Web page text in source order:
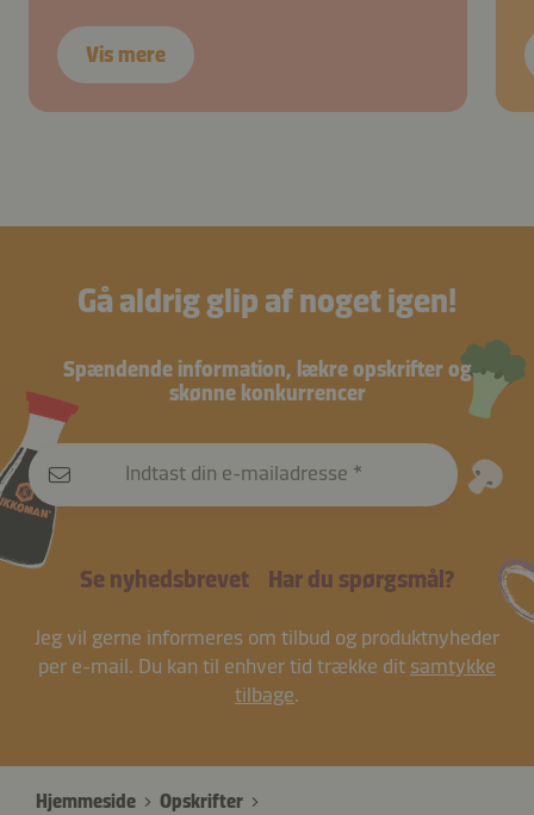
Vis mere
Gå aldrig glip af noget igen!
Spændende information, lækre opskrifter og
skønne konkurrencer
Indtast din e-mailadresse
Se nyhedsbrevet Har du spørgsmål?
Jeg vil gerne informeres om tilbud og produktnyheder
per e-mail. Du kan til enhver tid trække dit samtykke
tilbage.
Hjemmeside
Opskrifter